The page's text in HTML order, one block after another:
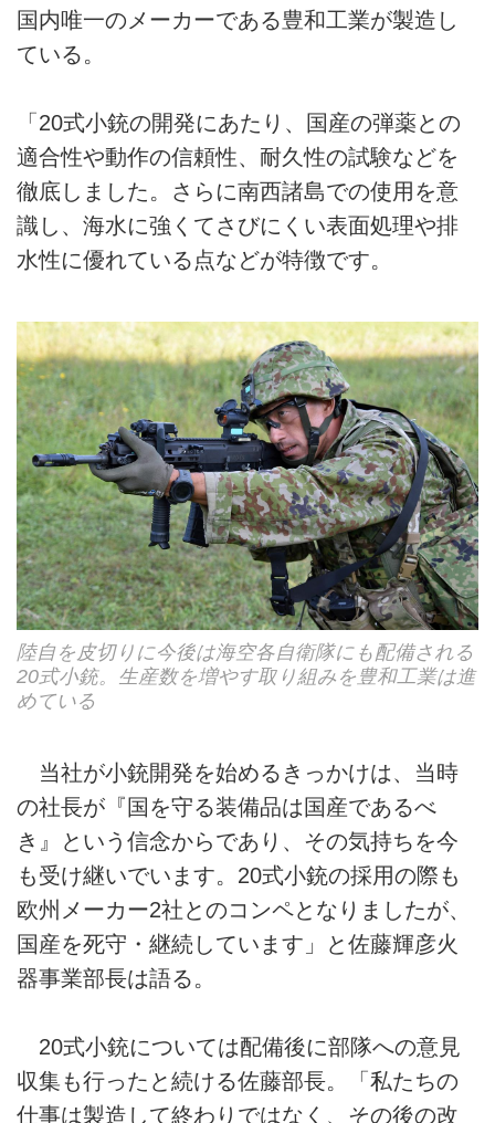
国内唯一のメーカーである豊和工業が製造し
ている。
「20式小銃の開発にあたり、国産の弾薬との
適合性や動作の信頼性、耐久性の試験などを
徹底しました。さらに南西諸島での使用を意
識し、海水に強くてさびにくい表面処理や排
水性に優れている点などが特徴です。
陸自を皮切りに今後は海空各自衛隊にも配備される
20式小銃。生産数を増やす取り組みを豊和工業は進
めている
当社が小銃開発を始めるきっかけは、当時
の社長が『国を守る装備品は国産であるべ
き』という信念からであり、その気持ちを今
も受け継いでいます。20式小銃の採用の際も
欧州メーカー2社とのコンペとなりましたが、
国産を死守・継続しています」と佐藤輝彦火
器事業部長は語る。
20式小銃については配備後に部隊への意見
収集も行ったと続ける佐藤部長。「私たちの
仕事は製造して終わりではなく、その後の改